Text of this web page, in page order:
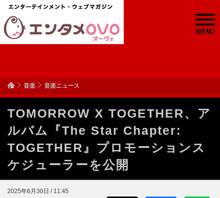
MENU
音楽 音楽ニュース
TOMORROW X TOGETHER、ア
ルバム『The Star Chapter:
TOGETHER』プロモーションス
ケジューラーを公開
2025年6月30日 / 11:45